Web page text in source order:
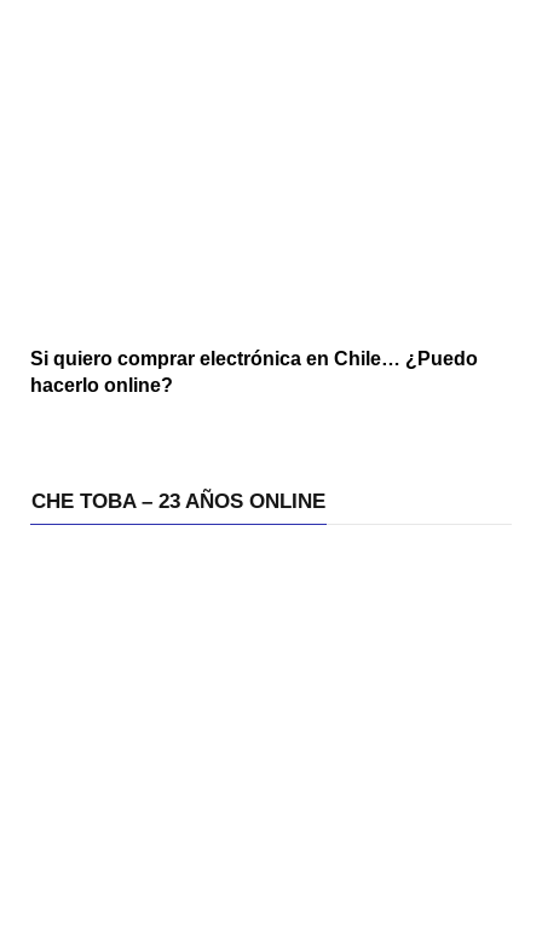
Si quiero comprar electrónica en Chile… ¿Puedo
hacerlo online?
CHE TOBA – 23 AÑOS ONLINE